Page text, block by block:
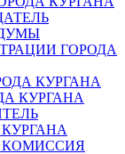
ГОРОДА
КУРГАНА
КУРГАНА
КОМИССИЯ